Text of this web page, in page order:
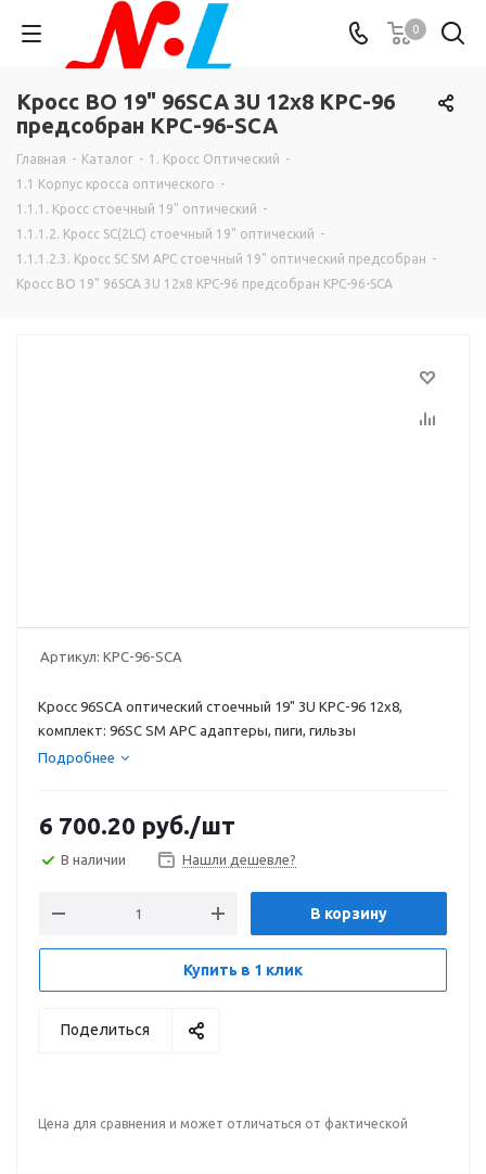
0
Кросс ВО 19" 96SCA 3U 12х8 КРС-96
предсобран КРС-96-SCA
Главная - Каталог - 1. Кросс Оптический -
1.1 Корпус кросса оптического -
1.1.1. Кросс стоечный 19" оптический -
1.1.1.2. Кросс SC(2LC) стоечный 19" оптический -
1.1.1.2.3. Кросс SC SM APC стоечный 19" оптический предсобран -
Кросс ВО 19" 96SCA 3U 12х8 КРС-96 предсобран КРС-96-SCA
Артикул: КРС-96-SCA
Кросс 96SCA оптический стоечный 19" 3U КРС-96 12х8,
комплект: 96SC SM APC адаптеры, пиги, гильзы
Подробнее
6 700.20 руб./шт
В наличии Нашли дешевле?
В корзину
Купить в 1 клик
Поделиться
Цена для сравнения и может отличаться от фактической